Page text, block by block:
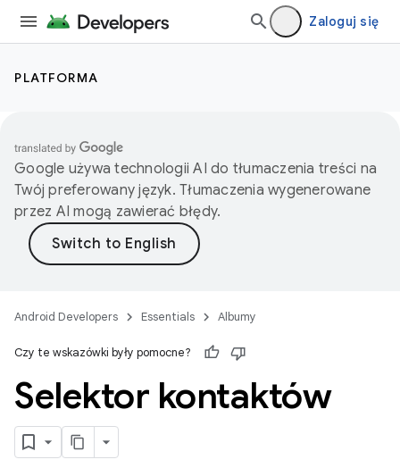
Zaloguj się
PLATFORMA
Google używa technologii AI do tłumaczenia treści na
Twój preferowany język. Tłumaczenia wygenerowane
przez AI mogą zawierać błędy.
Android Developers Essentials Albumy
Czy te wskazówki były pomocne?
Selektor kontaktów